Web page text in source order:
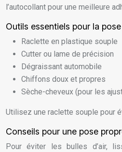
l’autocollant pour une meilleure
Outils essentiels pour la pose
Raclette en plastique souple
Cutter ou lame de précision
Dégraissant automobile
Chiffons doux et propres
Sèche-cheveux (pour les
Utilisez une raclette souple pour
Conseils pour une pose
Pour éviter les bulles d’air,